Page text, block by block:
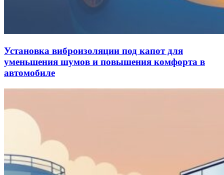
Установка виброизоляции под капот для
уменьшения шумов и повышения комфорта в
автомобиле